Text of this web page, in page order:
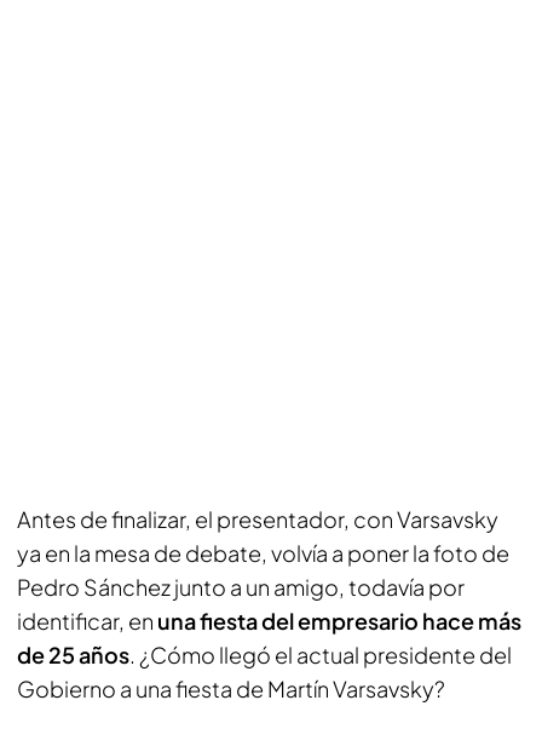
Antes de finalizar, el presentador, con Varsavsky
ya en la mesa de debate, volvía a poner la foto de
Pedro Sánchez junto a un amigo, todavía por
identificar, en una fiesta del empresario hace más
de 25 años. ¿Cómo llegó el actual presidente del
Gobierno a una fiesta de Martín Varsavsky?